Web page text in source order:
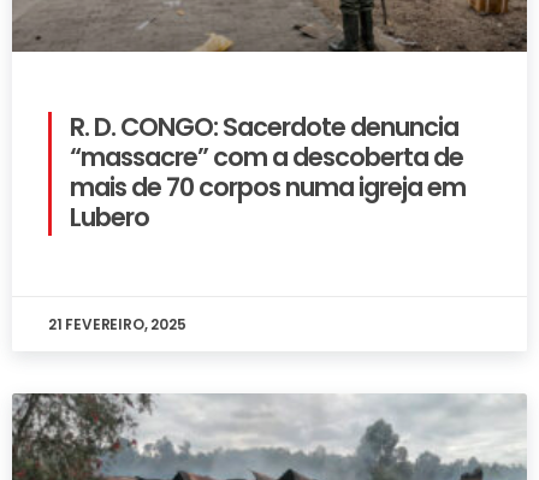
R. D. CONGO: Sacerdote denuncia
“massacre” com a descoberta de
mais de 70 corpos numa igreja em
Lubero
21 FEVEREIRO, 2025